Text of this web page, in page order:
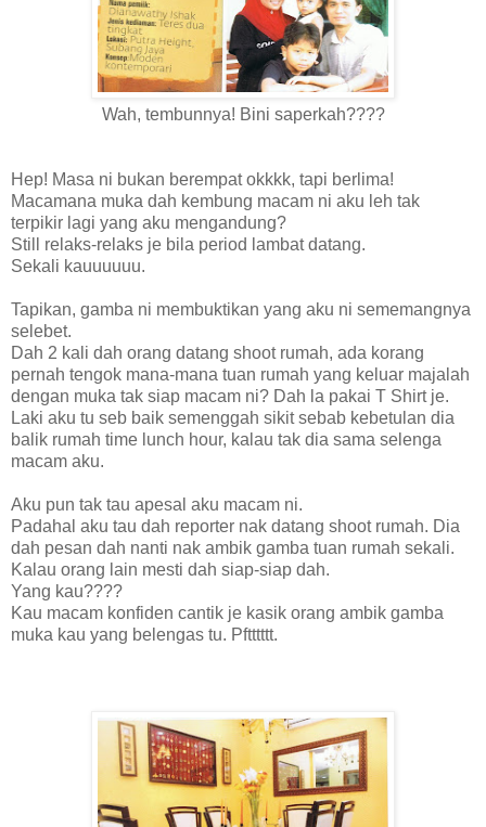
Wah, tembunnya! Bini saperkah????
Hep! Masa ni bukan berempat okkkk, tapi berlima!
Macamana muka dah kembung macam ni aku leh tak
terpikir lagi yang aku mengandung?
Still relaks-relaks je bila period lambat datang.
Sekali kauuuuuu.
Tapikan, gamba ni membuktikan yang aku ni sememangnya
selebet.
Dah 2 kali dah orang datang shoot rumah, ada korang
pernah tengok mana-mana tuan rumah yang keluar majalah
dengan muka tak siap macam ni? Dah la pakai T Shirt je.
Laki aku tu seb baik semenggah sikit sebab kebetulan dia
balik rumah time lunch hour, kalau tak dia sama selenga
macam aku.
Aku pun tak tau apesal aku macam ni.
Padahal aku tau dah reporter nak datang shoot rumah. Dia
dah pesan dah nanti nak ambik gamba tuan rumah sekali.
Kalau orang lain mesti dah siap-siap dah.
Yang kau????
Kau macam konfiden cantik je kasik orang ambik gamba
muka kau yang belengas tu. Pftttttt.